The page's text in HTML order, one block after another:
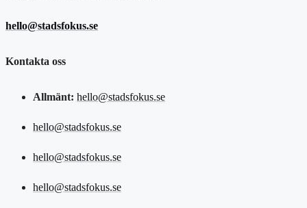
hello@stadsfokus.se
Kontakta oss
Allmänt: hello@stadsfokus.se
hello@stadsfokus.se
hello@stadsfokus.se
hello@stadsfokus.se